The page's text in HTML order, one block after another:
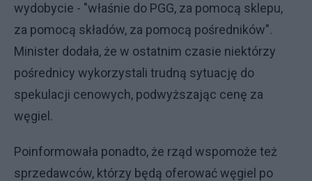
wydobycie - "właśnie do PGG, za pomocą sklepu,
za pomocą składów, za pomocą pośredników".
Minister dodała, że w ostatnim czasie niektórzy
pośrednicy wykorzystali trudną sytuację do
spekulacji cenowych, podwyższając cenę za
węgiel.
Poinformowała ponadto, że rząd wspomoże też
sprzedawców, którzy będą oferować węgiel po